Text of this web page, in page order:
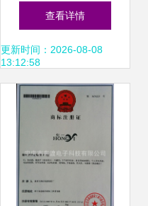
17类橡胶制品商标
转让与买卖服务
查看详情
更新时间：2026-08-08
13:12:58